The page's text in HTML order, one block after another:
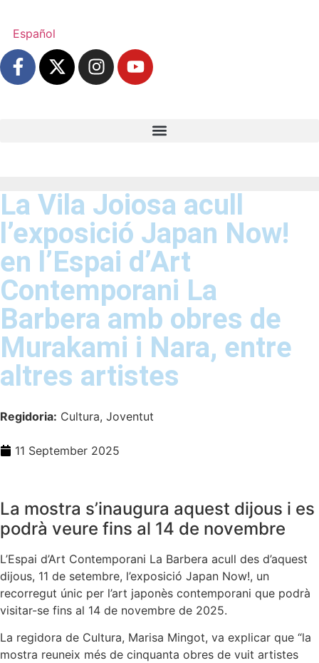
Español
La Vila Joiosa acull
l’exposició Japan Now!
en l’Espai d’Art
Contemporani La
Barbera amb obres de
Murakami i Nara, entre
altres artistes
Regidoria: Cultura, Joventut
11 September 2025
La mostra s’inaugura aquest dijous i es
podrà veure fins al 14 de novembre
L’Espai d’Art Contemporani La Barbera acull des d’aquest
dijous, 11 de setembre, l’exposició Japan Now!, un
recorregut únic per l’art japonès contemporani que podrà
visitar-se fins al 14 de novembre de 2025.
La regidora de Cultura, Marisa Mingot, va explicar que “la
mostra reuneix més de cinquanta obres de vuit artistes